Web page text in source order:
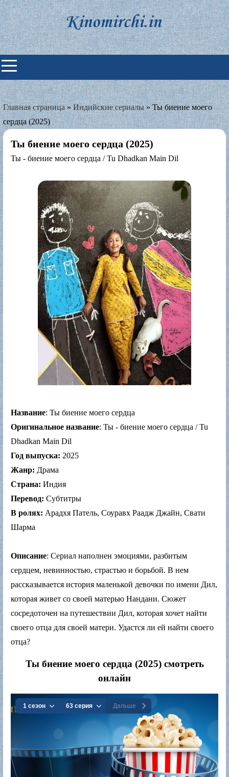
Skip
to
content
Индийские фильмы смотреть
онлайн
Главная страница»Индийские сериалы»Ты биение моего
сердца (2025)
Ты биение моего сердца (2025)
Ты - биение моего сердца / Tu Dhadkan Main Dil
Название: Ты биение моего сердца
Оригинальное название: Ты - биение моего сердца / Tu
Dhadkan Main Dil
Год выпуска: 2025
Жанр: Драма
Страна: Индия
Перевод: Субтитры
В ролях: Арадхя Патель, Соуравх Раадж Джайн, Свати
Шарма
Описание: Сериал наполнен эмоциями, разбитым
сердцем, невинностью, страстью и борьбой. В нем
рассказывается история маленькой девочки по имени Дил,
которая живет со своей матерью Нандани. Сюжет
сосредоточен на путешествии Дил, которая хочет найти
своего отца для своей матери. Удастся ли ей найти своего
отца?
Ты биение моего сердца (2025) смотреть
онлайн